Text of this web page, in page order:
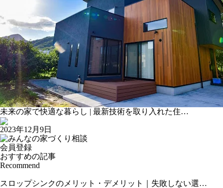
未来の家で快適な暮らし | 最新技術を取り入れた住…
2023年12月9日
会員登録
おすすめの記事
Recommend
スロップシンクのメリット・デメリット｜失敗しない選…